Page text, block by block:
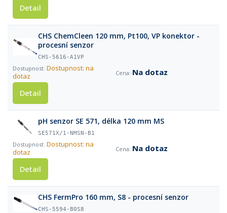
Detail
CHS ChemCleen 120 mm, Pt100, VP konektor -
procesní senzor
CHS-5616-A1VP
Dostupnost: na
dotaz
Na dotaz
Detail
pH senzor SE 571, délka 120 mm MS
SE571X/1-NMSN-B1
Dostupnost: na
dotaz
Na dotaz
Detail
CHS FermPro 160 mm, S8 - procesní senzor
CHS-5594-B0S8